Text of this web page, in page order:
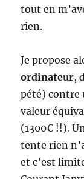
tout en
rien.
Je propose
ordinateur,
pété) contre
valeur
(1300€ !!).
tente rien
et c’est